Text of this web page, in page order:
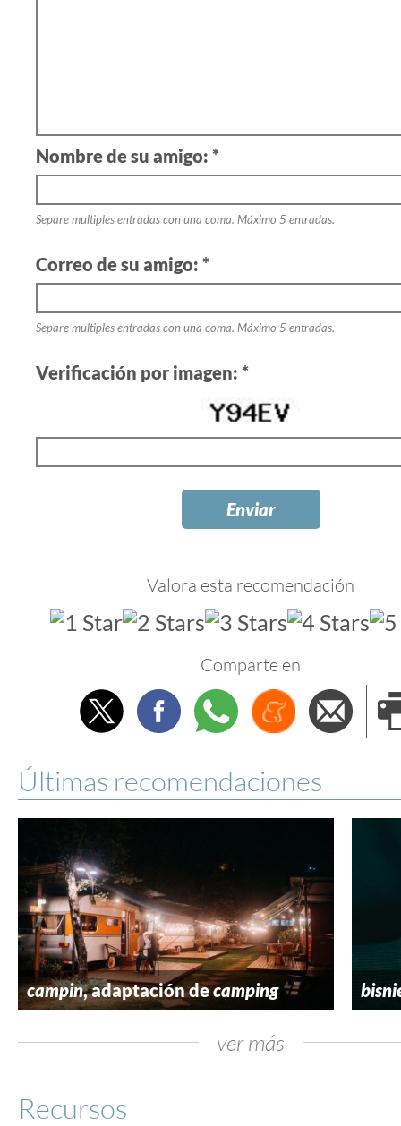
Nombre de su amigo: *
Separe multiples entradas con una coma. Máximo 5 entradas.
Correo de su amigo: *
Separe multiples entradas con una coma. Máximo 5 entradas.
Verificación por imagen: *
Valora esta recomendación
Comparte en
TwitterFacebookWhatsappMenéame
Últimas recomendaciones
campin, adaptación decamping
ver más
Recursos